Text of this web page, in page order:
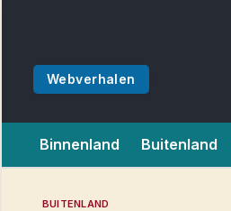
Webverhalen
Binnenland Buitenland
BUITENLAND